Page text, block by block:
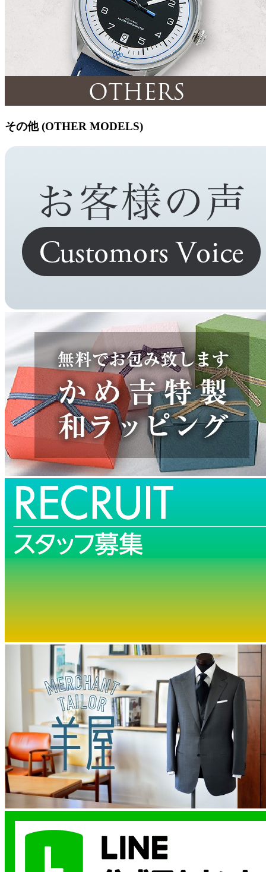
その他 (OTHER MODELS)